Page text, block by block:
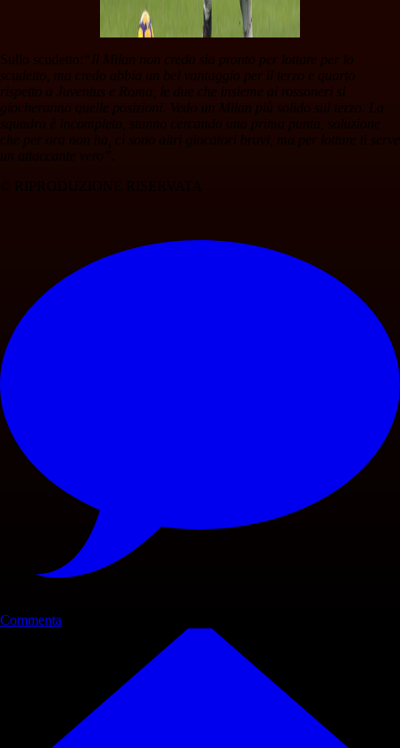
Sullo scudetto: “Il Milan non credo sia pronto per lottare per lo
scudetto, ma credo abbia un bel vantaggio per il terzo e quarto
rispetto a Juventus e Roma, le due che insieme ai rossoneri si
giocheranno quelle posizioni. Vedo un Milan più solido sul terzo. La
squadra è incompleta, stanno cercando una prima punta, soluzione
che per ora non ha, ci sono altri giocatori bravi, ma per lottare ti serve
Commenta